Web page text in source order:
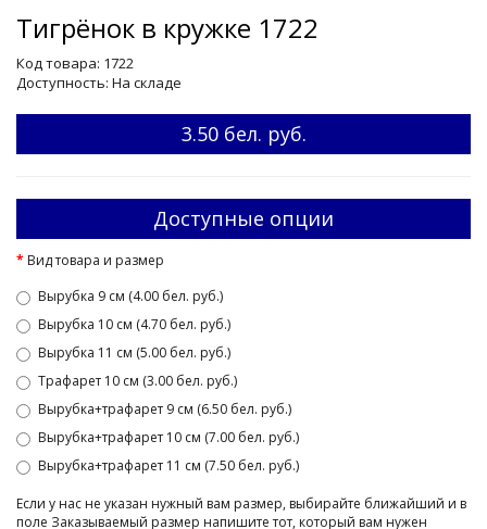
Тигрёнок в кружке 1722
Код товара: 1722
Доступность: На складе
3.50 бел. руб.
Доступные опции
Вид товара и размер
Вырубка 9 см (4.00 бел. руб.)
Вырубка 10 см (4.70 бел. руб.)
Вырубка 11 см (5.00 бел. руб.)
Трафарет 10 см (3.00 бел. руб.)
Вырубка+трафарет 9 см (6.50 бел. руб.)
Вырубка+трафарет 10 см (7.00 бел. руб.)
Вырубка+трафарет 11 см (7.50 бел. руб.)
Если у нас не указан нужный вам размер, выбирайте ближайший и в
поле Заказываемый размер напишите тот, который вам нужен